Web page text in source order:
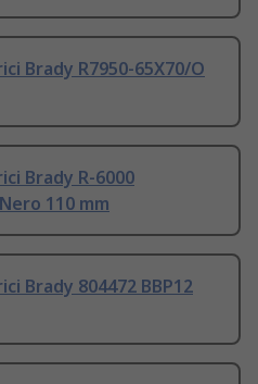
Brady R7950-65X70/O
Brady R-6000
110 mm
Brady 804472 BBP12